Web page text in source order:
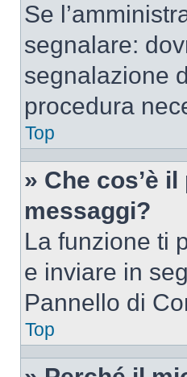
Se
segnalare:
segnalazione
procedura
Top
» Che cos’è
messaggi?
La funzione ti
e inviare in
Pannello di
Top